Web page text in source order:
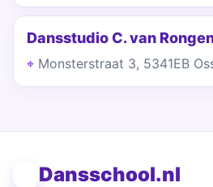
Dansstudio C. van
Monsterstraat 3, 5341EB
Dansschool.nl